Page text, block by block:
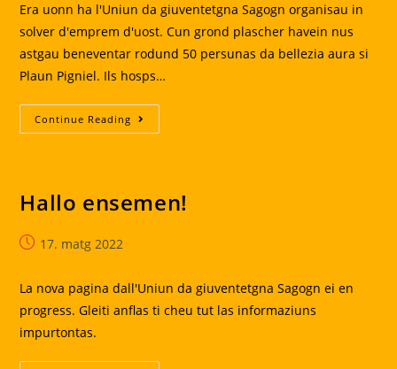
Era uonn ha l'Uniun da giuventetgna Sagogn organisau in
solver d'emprem d'uost. Cun grond plascher havein nus
astgau beneventar rodund 50 persunas da bellezia aura si
Plaun Pigniel. Ils hosps…
Continue Reading Solver
D’emprem
Hallo ensemen!
Post17. matg 2022
La nova pagina dall'Uniun da giuventetgna Sagogn ei en
progress. Gleiti anflas ti cheu tut las informaziuns
impurtontas.